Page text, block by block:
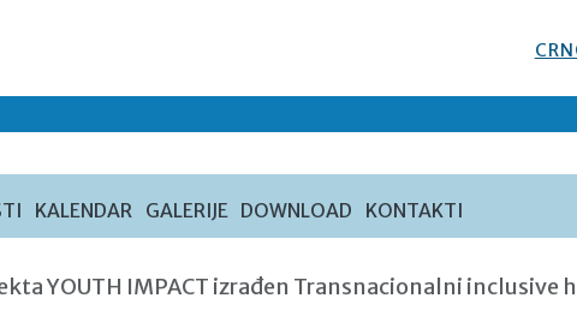
KALENDAR GALERIJE DOWNLOAD KONTAKTI
YOUTH IMPACT izrađen Transnacionalni inclusive